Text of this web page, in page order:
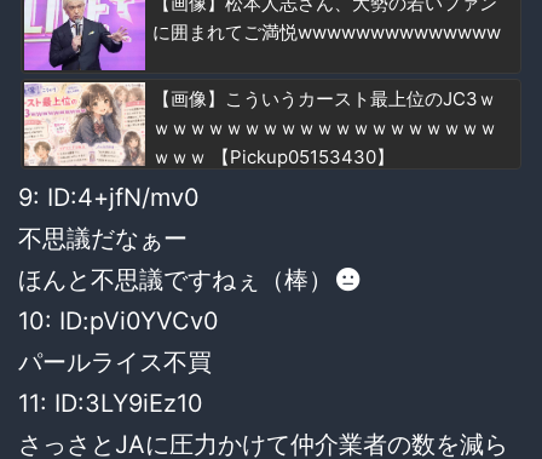
に囲まれてご満悦wwwwwwwwwwwwww
【画像】こういうカースト最上位のJC3ｗ
ｗｗｗｗｗｗｗｗｗｗｗｗｗｗｗｗｗｗｗ
ｗｗｗ 【Pickup05153430】
9: ID:4+jfN/mv0
不思議だなぁー
ほんと不思議ですねぇ（棒）
10: ID:pVi0YVCv0
パールライス不買
11: ID:3LY9iEz10
さっさとJAに圧力かけて仲介業者の数を減ら